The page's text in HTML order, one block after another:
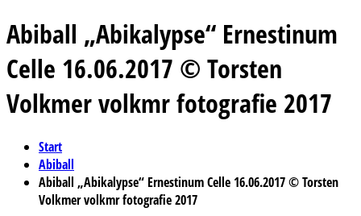
Abiball „Abikalypse“ Ernestinum
Celle 16.06.2017 © Torsten
Volkmer volkmr fotografie 2017
Start
Abiball
Abiball „Abikalypse“ Ernestinum Celle 16.06.2017 © Torsten
Volkmer volkmr fotografie 2017